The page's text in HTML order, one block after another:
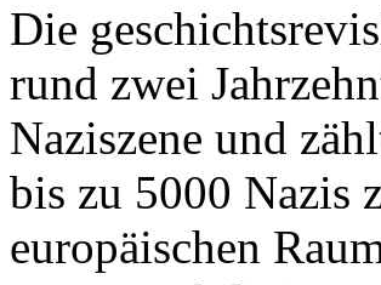
Die
rund zwei
Naziszene und
bis zu 5000 Nazis
europäischen